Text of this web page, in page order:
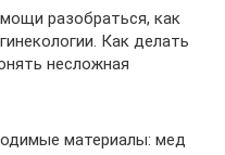
разобраться, как
Как делать
несложная
материалы: мед